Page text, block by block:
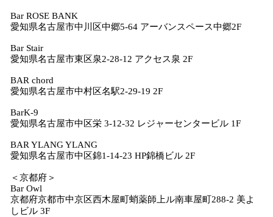
Bar ROSE BANK
愛知県名古屋市中川区中郷5-64 アーバンスペース中郷2F
Bar Stair
愛知県名古屋市東区泉2-28-12 アクセス泉 2F
BAR chord
愛知県名古屋市中村区名駅2-29-19 2F
BarK-9
愛知県名古屋市中区栄 3-12-32 レジャーセンタービル 1F
BAR YLANG YLANG
愛知県名古屋市中区錦1-14-23 HP錦橋ビル 2F
＜京都府＞
Bar Owl
京都府京都市中京区西木屋町蛸薬師上ル南車屋町288-2 美よ
しビル 3F